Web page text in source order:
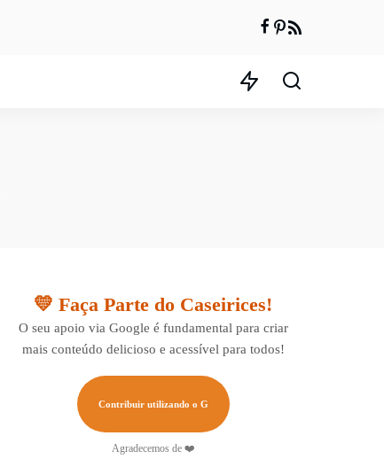
💛 Faça Parte do Caseirices!
O seu apoio via Google é fundamental para criar
mais conteúdo delicioso e acessível para todos!
Contribuir utilizando o G
Agradecemos de ❤️